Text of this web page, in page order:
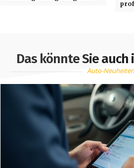
Das könnte Sie
Auto-Neuheiten